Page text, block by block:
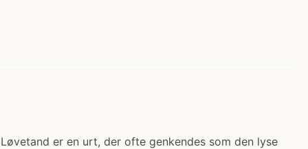
er en urt, der ofte genkendes som den lyse